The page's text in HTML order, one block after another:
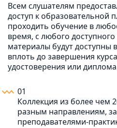
Всем слушателям
доступ к образовательной
проходить обучение в
время, с любого
материалы будут
вплоть до завершения
удостоверения или
01
Коллекция из более чем
разным направлениям,
преподавателями-